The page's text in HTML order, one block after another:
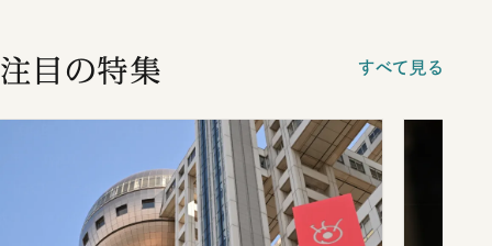
注目の特集 すべて見る